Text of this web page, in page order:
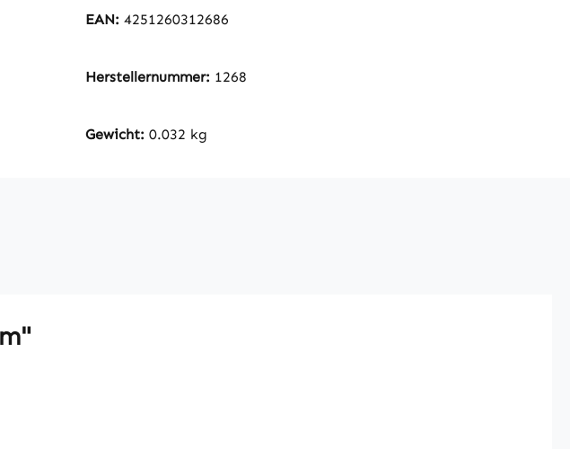
EAN: 4251260312686
Herstellernummer: 1268
Gewicht: 0.032 kg